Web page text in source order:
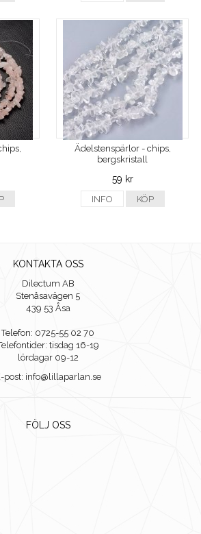
Ädelstenspärlor - chips,
bergskristall
59 kr
INFO KÖP
KONTAKTA OSS
Dilectum AB
Stenåsavägen 5
439 53 Åsa
Telefon: 0725-55 02 70
tisdag 16-19
lördagar 09-12
post: info@lillaparlan.se
FÖLJ OSS